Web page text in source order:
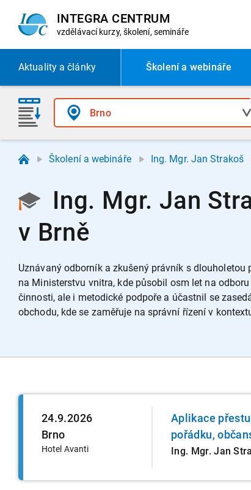
INTEGRA CENTRUM
vzdělávací kurzy, školení, semináře
Aktualitya články Školení a webináře
Školení a webináře Ing. Mgr. Jan Strakoš
Ing. Mgr. Jan
v Brně
Uznávaný odborník a zkušený právník s
na Ministerstvu vnitra, kde působil osm let na
činnosti, ale i metodické podpoře a účastnil se
obchodu, kde se zaměřuje na správní řízení v
24.9.2026
Brno
Hotel Avanti
Aplikace
pořádku,
Ing. Mgr. Jan